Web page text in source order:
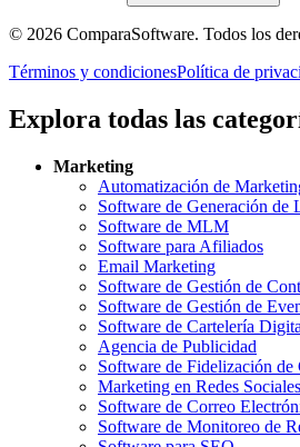
© 2026 ComparaSoftware. Todos los
Términos y condicionesPolítica de
Explora todas las
Marketing
Automatización de
Software de Generación de
Software de MLM
Software para Afiliados
Email Marketing
Software de Gestión de
Software de Gestión de
Software de Cartelería
Agencia de Publicidad
Software de Fidelización de
Marketing en Redes Sociales
Software de Correo
Software de Monitoreo de